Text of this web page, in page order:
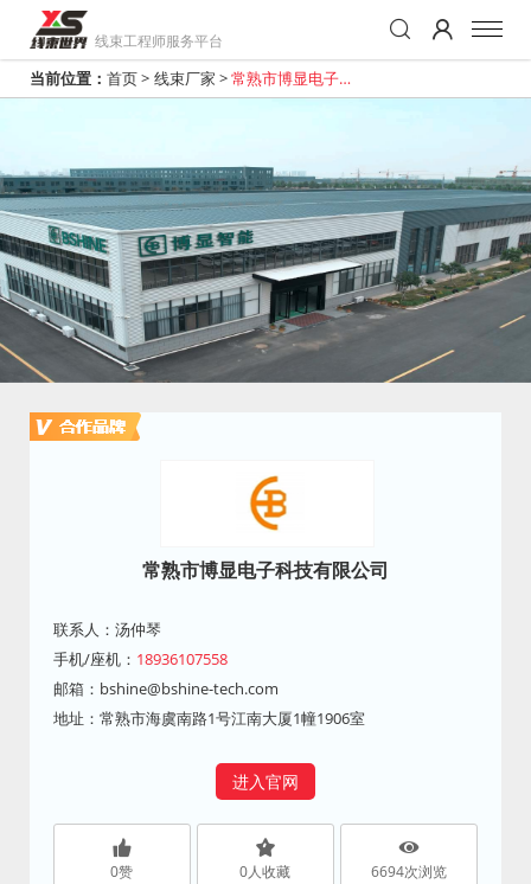
线束工程师服务平台
当前位置： 首页> 线束厂家 >常熟市博显电子科
常熟市博显电子科技有限公司
联系人：汤仲琴
手机/座机： 18936107558
邮箱： bshine@bshine-tech.com
地址：常熟市海虞南路1号江南大厦1幢1906室
进入官网
0赞 0人收藏 6694次浏览